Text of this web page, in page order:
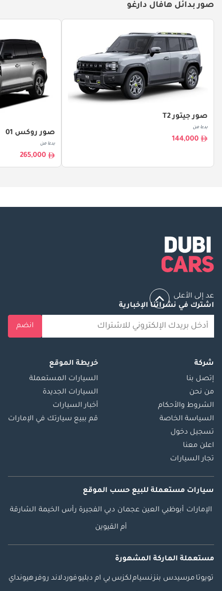
صور بدائل هافال دارغو
صور جيتور T2
بدءا من
144,000
صور روكس 01
بدءا من
265,000
عد إلى الأعلى
اشترك في نشراتنا الإخبارية
انضم
شركة
إتصل بنا
من نحن
الشروط والأحكام
السياسة الخاصة
تسجيل دخول
اعلن معنا
تجار السيارات
خريطة الموقع
السيارات المستعملة
السيارات الجديدة
أخبار السيارات
قم ببيع سيارتك في الإمارات
سيارات مستعملة للبيع حسب الموقع
الإمارات أبوظبي العين عجمان دبي الفجيرة رأس الخيمة الشارقة
أم القيوين
مستعملة الماركة المشهورة
تويوتا مرسيدس بنزنسياملكزس بي ام دبليوفوردلاند روفرهيونداي